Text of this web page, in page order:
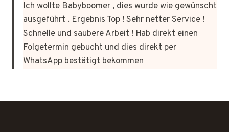
Ich wollte Babyboomer , dies wurde wie gewünscht
ausgeführt . Ergebnis Top ! Sehr netter Service !
Schnelle und saubere Arbeit ! Hab direkt einen
Folgetermin gebucht und dies direkt per
WhatsApp bestätigt bekommen